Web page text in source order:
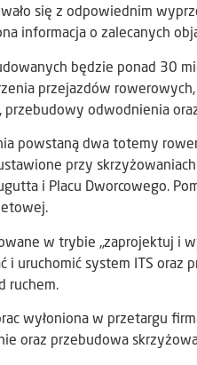
się z odpowiednim
informacja o zalecanych
będzie ponad 30
przejazdów
odwodnienia
powstaną dwa totemy
przy
i Placu Dworcowego.
w trybie „zaprojektuj i
i uruchomić system ITS
ruchem.
wyłoniona w przetargu
oraz przebudowa